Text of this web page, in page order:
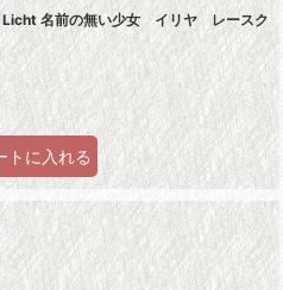
名前の無い少女 イリヤ レースク
トに入れる